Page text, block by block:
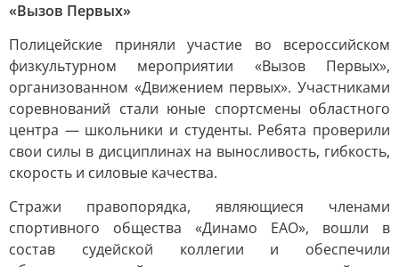
«Вызов Первых»
Полицейские приняли участие во всероссийском
физкультурном мероприятии «Вызов Первых»,
организованном «Движением первых». Участниками
соревнований стали юные спортсмены областного
центра — школьники и студенты. Ребята проверили
свои силы в дисциплинах на выносливость, гибкость,
скорость и силовые качества.
Стражи правопорядка, являющиеся членами
спортивного общества «Динамо ЕАО», вошли в
состав судейской коллегии и обеспечили